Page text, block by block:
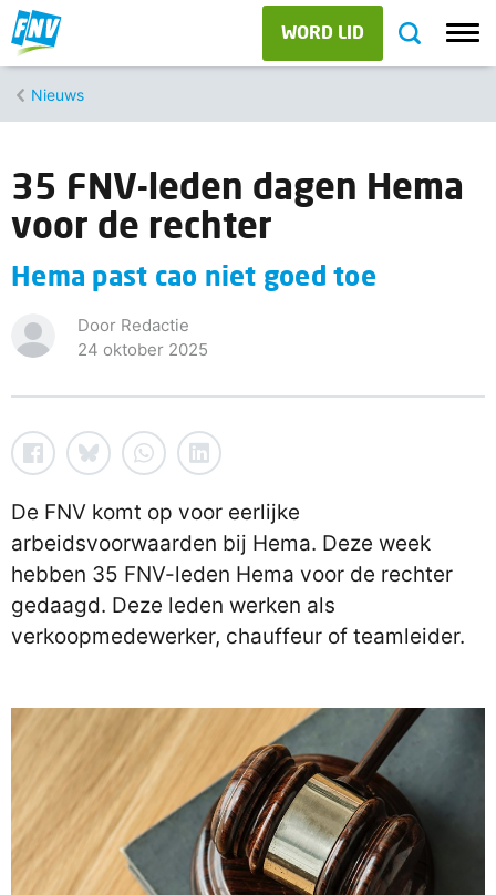
WORD LID
Nieuws
35 FNV-leden dagen Hema
voor de rechter
Hema past cao niet goed toe
Door Redactie
24 oktober 2025
De FNV komt op voor eerlijke
arbeidsvoorwaarden bij Hema. Deze week
hebben 35 FNV-leden Hema voor de rechter
gedaagd. Deze leden werken als
verkoopmedewerker, chauffeur of teamleider.